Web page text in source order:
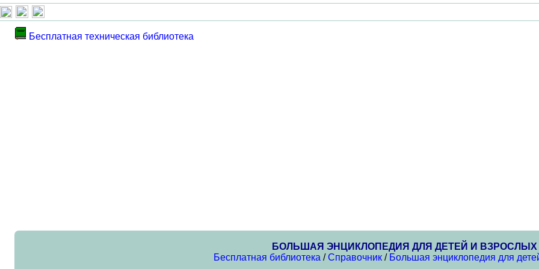
Бесплатная техническая библиотека
БОЛЬШАЯ ЭНЦИКЛОПЕДИЯ ДЛЯ ДЕТЕЙ И ВЗРОСЛЫХ
Бесплатная библиотека /Справочник / Большая энциклопедия для